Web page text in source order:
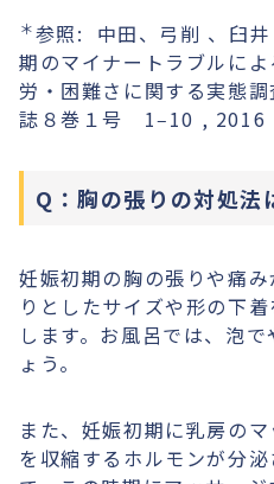
＊参照: 中田、弓削 、臼
期のマイナートラブルに
労・困難さに関する実態
誌８巻１号 1‒10 , 2016
Q：胸の張りの対処法
妊娠初期の胸の張りや痛
りとしたサイズや形の下
します。お風呂では、泡
ょう。
また、妊娠初期に乳房の
を収縮するホルモンが分